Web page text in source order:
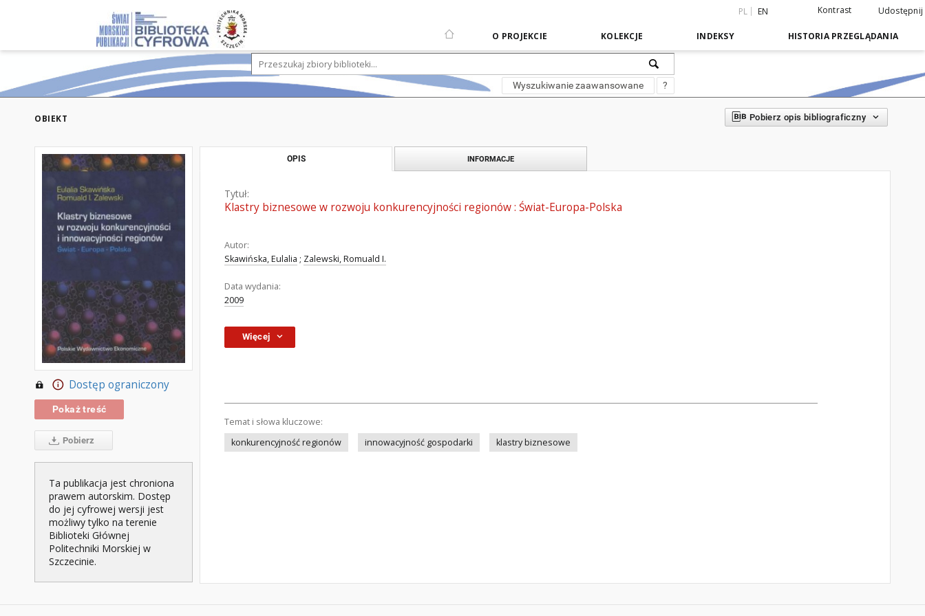
PL EN Kontrast Udostępnij
O PROJEKCIE KOLEKCJE INDEKSY HISTORIA PRZEGLĄDANIA
Wyszukiwanie zaawansowane ?
OBIEKT Pobierz opis bibliograficzny
Dostęp ograniczony
Pokaż treść
Pobierz
Ta publikacja jest chroniona
prawem autorskim. Dostęp
do jej cyfrowej wersji jest
możliwy tylko na terenie
Biblioteki Głównej
Politechniki Morskiej w
Szczecinie.
OPIS INFORMACJE
Tytuł:
Klastry biznesowe w rozwoju konkurencyjności regionów : Świat-Europa-Polska
Autor:
Skawińska, Eulalia ; Zalewski, Romuald I.
Data wydania:
2009
Więcej
Temat i słowa kluczowe:
konkurencyjność regionów
innowacyjność gospodarki klastry biznesowe